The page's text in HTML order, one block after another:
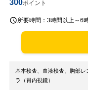
300ポイント
所要時間： 3時間以上～6
基本検査、血液検査、胸部
ラ（胃内視鏡）